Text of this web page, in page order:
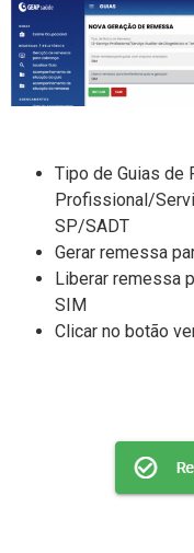
Tipo de Guias de
Profissional/
SP/SADT
Gerar remessa
Liberar remessa
SIM
Clicar no botão